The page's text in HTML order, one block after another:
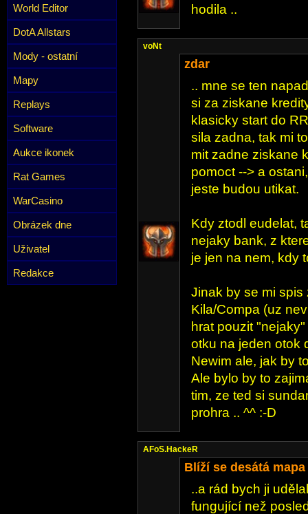
World Editor
DotA Allstars
Mody - ostatní
Mapy
Replays
Software
Aukce ikonek
Rat Games
WarCasino
Obrázek dne
Uživatel
Redakce
hodila ..
voNt
zdar
.. mne se ten
si za ziskane
klasicky start do
sila zadna, tak mi
mit zadne ziskane
pomoct --> a
jeste budou utikat.
Kdy ztodl eudelat,
nejaky bank, z
je jen na nem, kdy
Jinak by se mi
Kila/Compa (uz
hrat pouzit
otku na jeden otok
Newim ale, jak by
Ale bylo by to
tim, ze ted si
prohra .. ^^ :-D
AFoS.HackeR
Blíží se desátá mapa
..a rád bych ji
fungující než